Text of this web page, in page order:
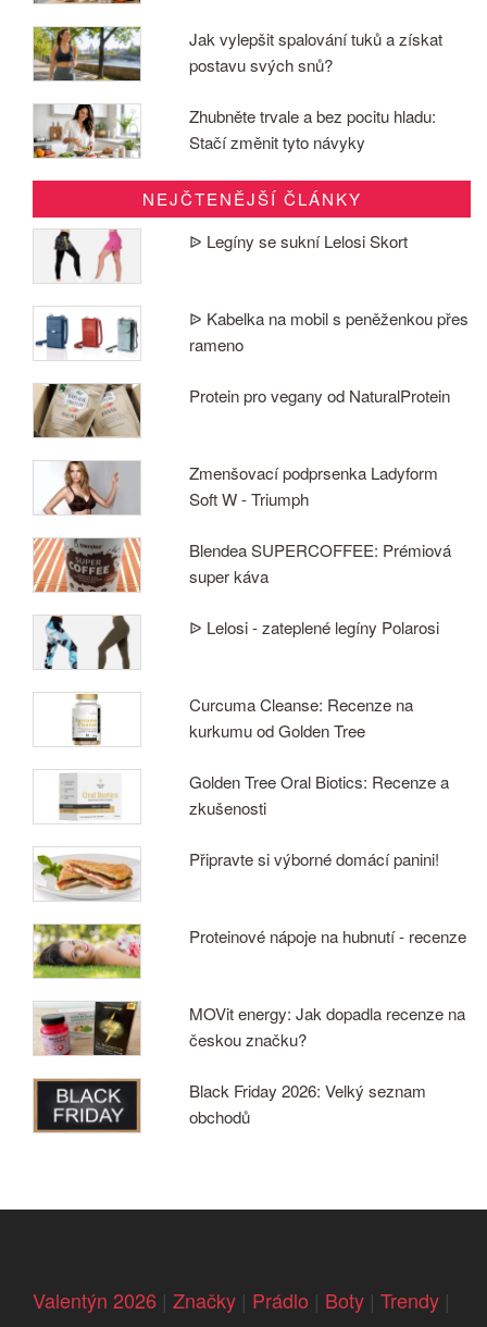
Jak vylepšit spalování tuků a získat
postavu svých snů?
Zhubněte trvale a bez pocitu hladu:
Stačí změnit tyto návyky
NEJČTENĚJŠÍ ČLÁNKY
ᐉ Legíny se sukní Lelosi Skort
ᐉ Kabelka na mobil s peněženkou přes
rameno
Protein pro vegany od NaturalProtein
Zmenšovací podprsenka Ladyform
Soft W - Triumph
Blendea SUPERCOFFEE: Prémiová
super káva
ᐉ Lelosi - zateplené legíny Polarosi
Curcuma Cleanse: Recenze na
kurkumu od Golden Tree
Golden Tree Oral Biotics: Recenze a
zkušenosti
Připravte si výborné domácí panini!
Proteinové nápoje na hubnutí - recenze
MOVit energy: Jak dopadla recenze na
českou značku?
Black Friday 2026: Velký seznam
obchodů
Valentýn 2026 | Značky | Prádlo | Boty | Trendy |